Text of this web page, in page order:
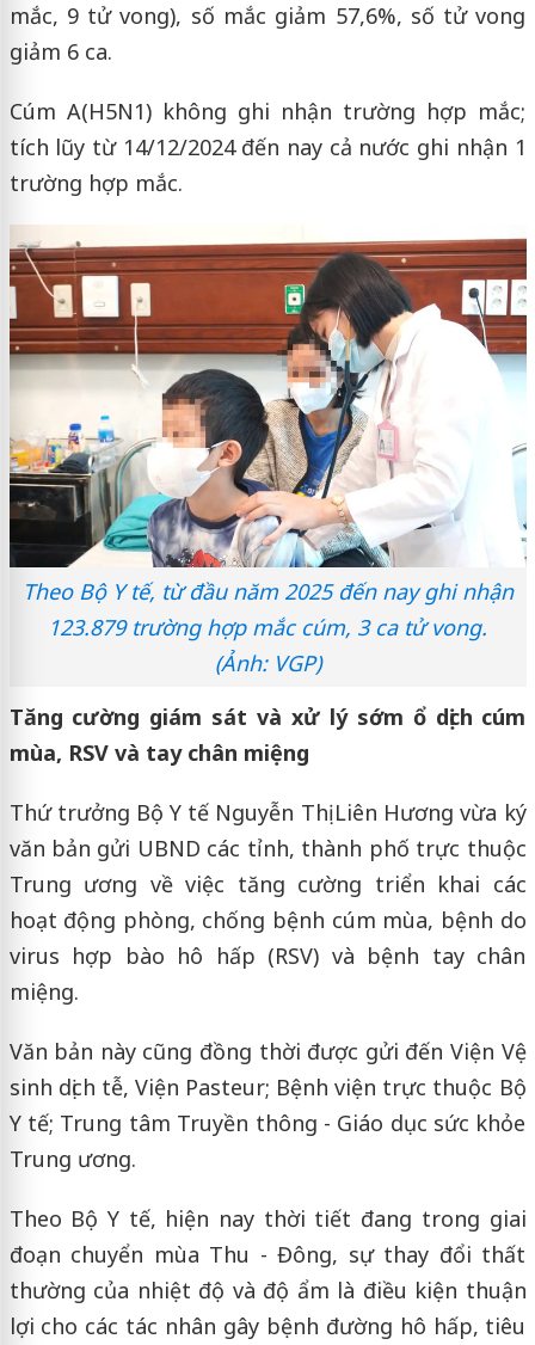
mắc, 9 tử vong), số mắc giảm 57,6%, số tử vong
giảm 6 ca.
Cúm A(H5N1) không ghi nhận trường hợp mắc;
tích lũy từ 14/12/2024 đến nay cả nước ghi nhận 1
trường hợp mắc.
Theo Bộ Y tế, từ đầu năm 2025 đến nay ghi nhận
123.879 trường hợp mắc cúm, 3 ca tử vong.
(Ảnh: VGP)
Tăng cường giám sát và xử lý sớm ổ dịch cúm
mùa, RSV và tay chân miệng
Thứ trưởng Bộ Y tế Nguyễn Thị Liên Hương vừa ký
văn bản gửi UBND các tỉnh, thành phố trực thuộc
Trung ương về việc tăng cường triển khai các
hoạt động phòng, chống bệnh cúm mùa, bệnh do
virus hợp bào hô hấp (RSV) và bệnh tay chân
miệng.
Văn bản này cũng đồng thời được gửi đến Viện Vệ
sinh dịch tễ, Viện Pasteur; Bệnh viện trực thuộc Bộ
Y tế; Trung tâm Truyền thông - Giáo dục sức khỏe
Trung ương.
Theo Bộ Y tế, hiện nay thời tiết đang trong giai
đoạn chuyển mùa Thu - Đông, sự thay đổi thất
thường của nhiệt độ và độ ẩm là điều kiện thuận
lợi cho các tác nhân gây bệnh đường hô hấp, tiêu